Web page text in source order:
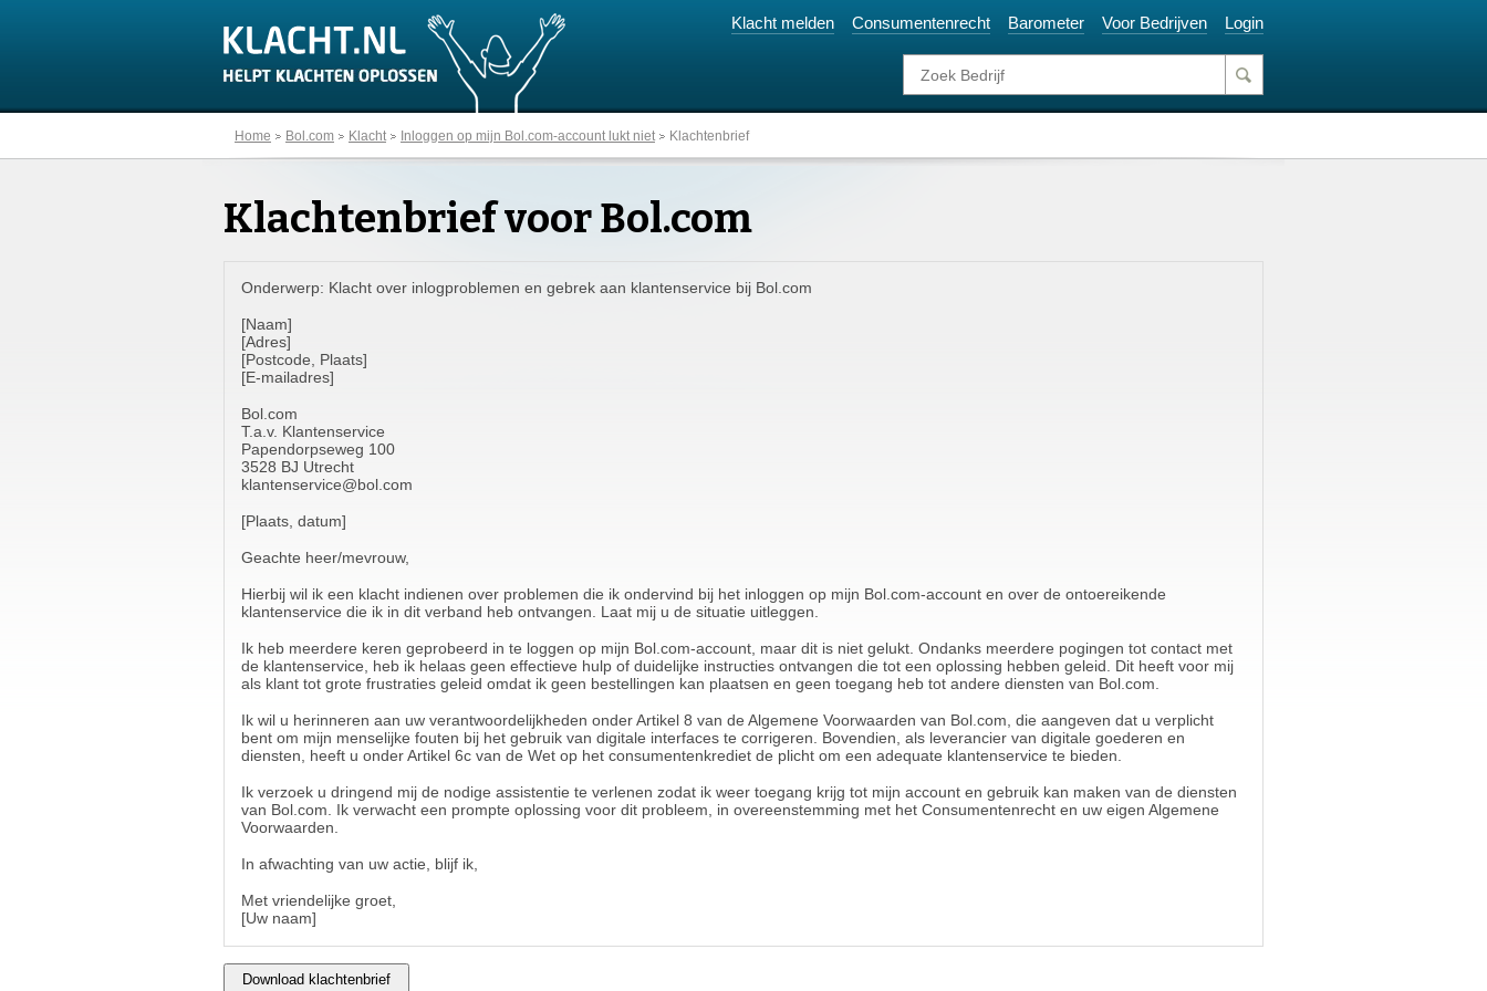
Klacht melden Consumentenrecht Barometer Voor Bedrijven Login
Home Bol.com Klacht Inloggen op mijn Bol.com-account lukt niet Klachtenbrief
Klachtenbrief voor Bol.com
Onderwerp: Klacht over inlogproblemen en gebrek aan klantenservice bij Bol.com
[Naam]
[Adres]
[Postcode, Plaats]
[E-mailadres]
Bol.com
T.a.v. Klantenservice
Papendorpseweg 100
3528 BJ Utrecht
klantenservice@bol.com
[Plaats, datum]
Geachte heer/mevrouw,
Hierbij wil ik een klacht indienen over problemen die ik ondervind bij het inloggen op mijn Bol.com-account en over de ontoereikende
klantenservice die ik in dit verband heb ontvangen. Laat mij u de situatie uitleggen.
Ik heb meerdere keren geprobeerd in te loggen op mijn Bol.com-account, maar dit is niet gelukt. Ondanks meerdere pogingen tot contact met
de klantenservice, heb ik helaas geen effectieve hulp of duidelijke instructies ontvangen die tot een oplossing hebben geleid. Dit heeft voor mij
als klant tot grote frustraties geleid omdat ik geen bestellingen kan plaatsen en geen toegang heb tot andere diensten van Bol.com.
Ik wil u herinneren aan uw verantwoordelijkheden onder Artikel 8 van de Algemene Voorwaarden van Bol.com, die aangeven dat u verplicht
bent om mijn menselijke fouten bij het gebruik van digitale interfaces te corrigeren. Bovendien, als leverancier van digitale goederen en
diensten, heeft u onder Artikel 6c van de Wet op het consumentenkrediet de plicht om een adequate klantenservice te bieden.
Ik verzoek u dringend mij de nodige assistentie te verlenen zodat ik weer toegang krijg tot mijn account en gebruik kan maken van de diensten
van Bol.com. Ik verwacht een prompte oplossing voor dit probleem, in overeenstemming met het Consumentenrecht en uw eigen Algemene
Voorwaarden.
In afwachting van uw actie, blijf ik,
Met vriendelijke groet,
[Uw naam]
Download klachtenbrief